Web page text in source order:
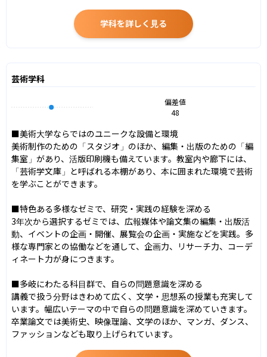
学科を詳しく見る
芸術学科
偏差値
48
■美術大学ならではのユニークな設備と環境
美術制作のための「スタジオ」のほか、編集・出版のための「編
集室」があり、活版印刷機も備えています。教室内や廊下には、
「芸術学文庫」と呼ばれる本棚があり、本に囲まれた環境で芸術
を学ぶことができます。
■特色ある多様なゼミで、研究・実践の経験を深める
3年次から選択するゼミでは、広報媒体や論文集の編集・出版活
動、イベントの企画・開催、展覧会の企画・実施などを実践。多
様な専門家との協働などを通して、企画力、リサーチ力、コーデ
ィネート力が身につきます。
■多岐にわたる科目群で、自らの問題意識を深める
講義で扱う分野はきわめて広く、文学・思想系の授業も充実して
います。幅広いテーマの中で自らの問題意識を深めていきます。
卒業論文では美術史、映像理論、文学のほか、マンガ、ダンス、
ファッションなども取り上げられています。